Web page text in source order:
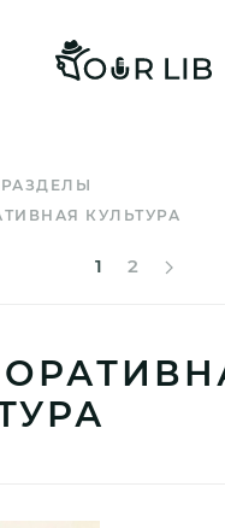
РАЗДЕЛЫ
КУЛЬТУРА
1 2